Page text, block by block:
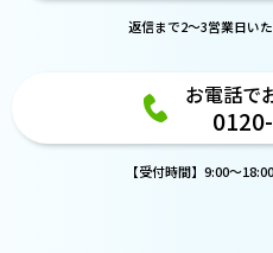
返信まで2～3営業日い
お電話で
【受付時間】9:00～